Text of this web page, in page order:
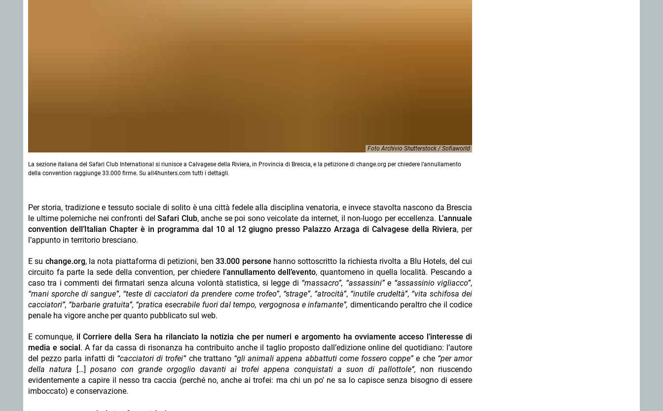
Foto Archivio Shutterstock / Sofiaworld
La sezione italiana del Safari Club International si riunisce a Calvagese della Riviera, in Provincia di Brescia, e la petizione di change.org per chiedere l’annullamento
della convention raggiunge 33.000 firme. Su all4hunters.com tutti i dettagli.
Per storia, tradizione e tessuto sociale di solito è una città fedele alla disciplina venatoria, e invece stavolta nascono da Brescia
le ultime polemiche nei confronti delSafari Club, anche se poi sono veicolate da internet, il non-luogo per eccellenza. L’annuale
convention dell’Italian Chapter è in programma dal 10 al 12 giugno presso Palazzo Arzaga di Calvagese della Riviera, per
l’appunto in territorio bresciano.
E su change.org, la nota piattaforma di petizioni, ben33.000 persone hanno sottoscritto la richiesta rivolta a Blu Hotels, del cui
circuito fa parte la sede della convention, per chiedere l’annullamento dell’evento, quantomeno in quella località. Pescando a
caso tra i commenti dei firmatari senza alcuna volontà statistica, si legge di “massacro”, “assassini”e “assassinio vigliacco”,
“mani sporche di sangue”, “teste di cacciatori da prendere come trofeo”, “strage”, “atrocità”, “inutile crudeltà”, “vita schifosa dei
cacciatori”, “barbarie gratuita”, “pratica esecrabile fuori dal tempo, vergognosa e infamante”, dimenticando peraltro che il codice
penale ha vigore anche per quanto pubblicato sul web.
E comunque, il Corriere della Sera ha rilanciato la notizia che per numeri e argomento ha ovviamente acceso l’interesse di
media e social. A far da cassa di risonanza ha contribuito anche il taglio proposto dall’edizione online del quotidiano: l’autore
del pezzo parla infatti di “cacciatori di trofei”che trattano “gli animali appena abbattuti come fossero coppe”e che “per amor
della natura […] posano con grande orgoglio davanti ai trofei appena conquistati a suon di pallottole”, non riuscendo
evidentemente a capire il nesso tra caccia (perché no, anche ai trofei: ma chi un po’ ne sa lo capisce senza bisogno di essere
imboccato) e conservazione.